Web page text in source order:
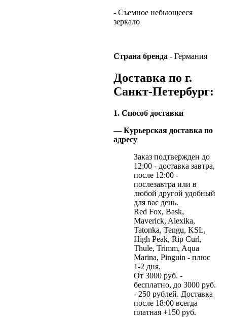
- Съемное небьющееся
зеркало
Страна бренда - Германия
Доставка по г.
Санкт-Петербург:
1. Способ доставки
— Курьерская доставка по
адресу
Заказ подтвержден до
12:00 - доставка завтра,
после 12:00 -
послезавтра или в
любой другой удобный
для вас день.
Red Fox, Bask,
Maverick, Alexika,
Tatonka, Tengu, KSL,
High Peak, Rip Curl,
Thule, Trimm, Aqua
Marina, Pinguin - плюс
1-2 дня.
От 3000 руб. -
бесплатно, до 3000 руб.
- 250 рублей. Доставка
после 18:00 всегда
платная +150 руб.